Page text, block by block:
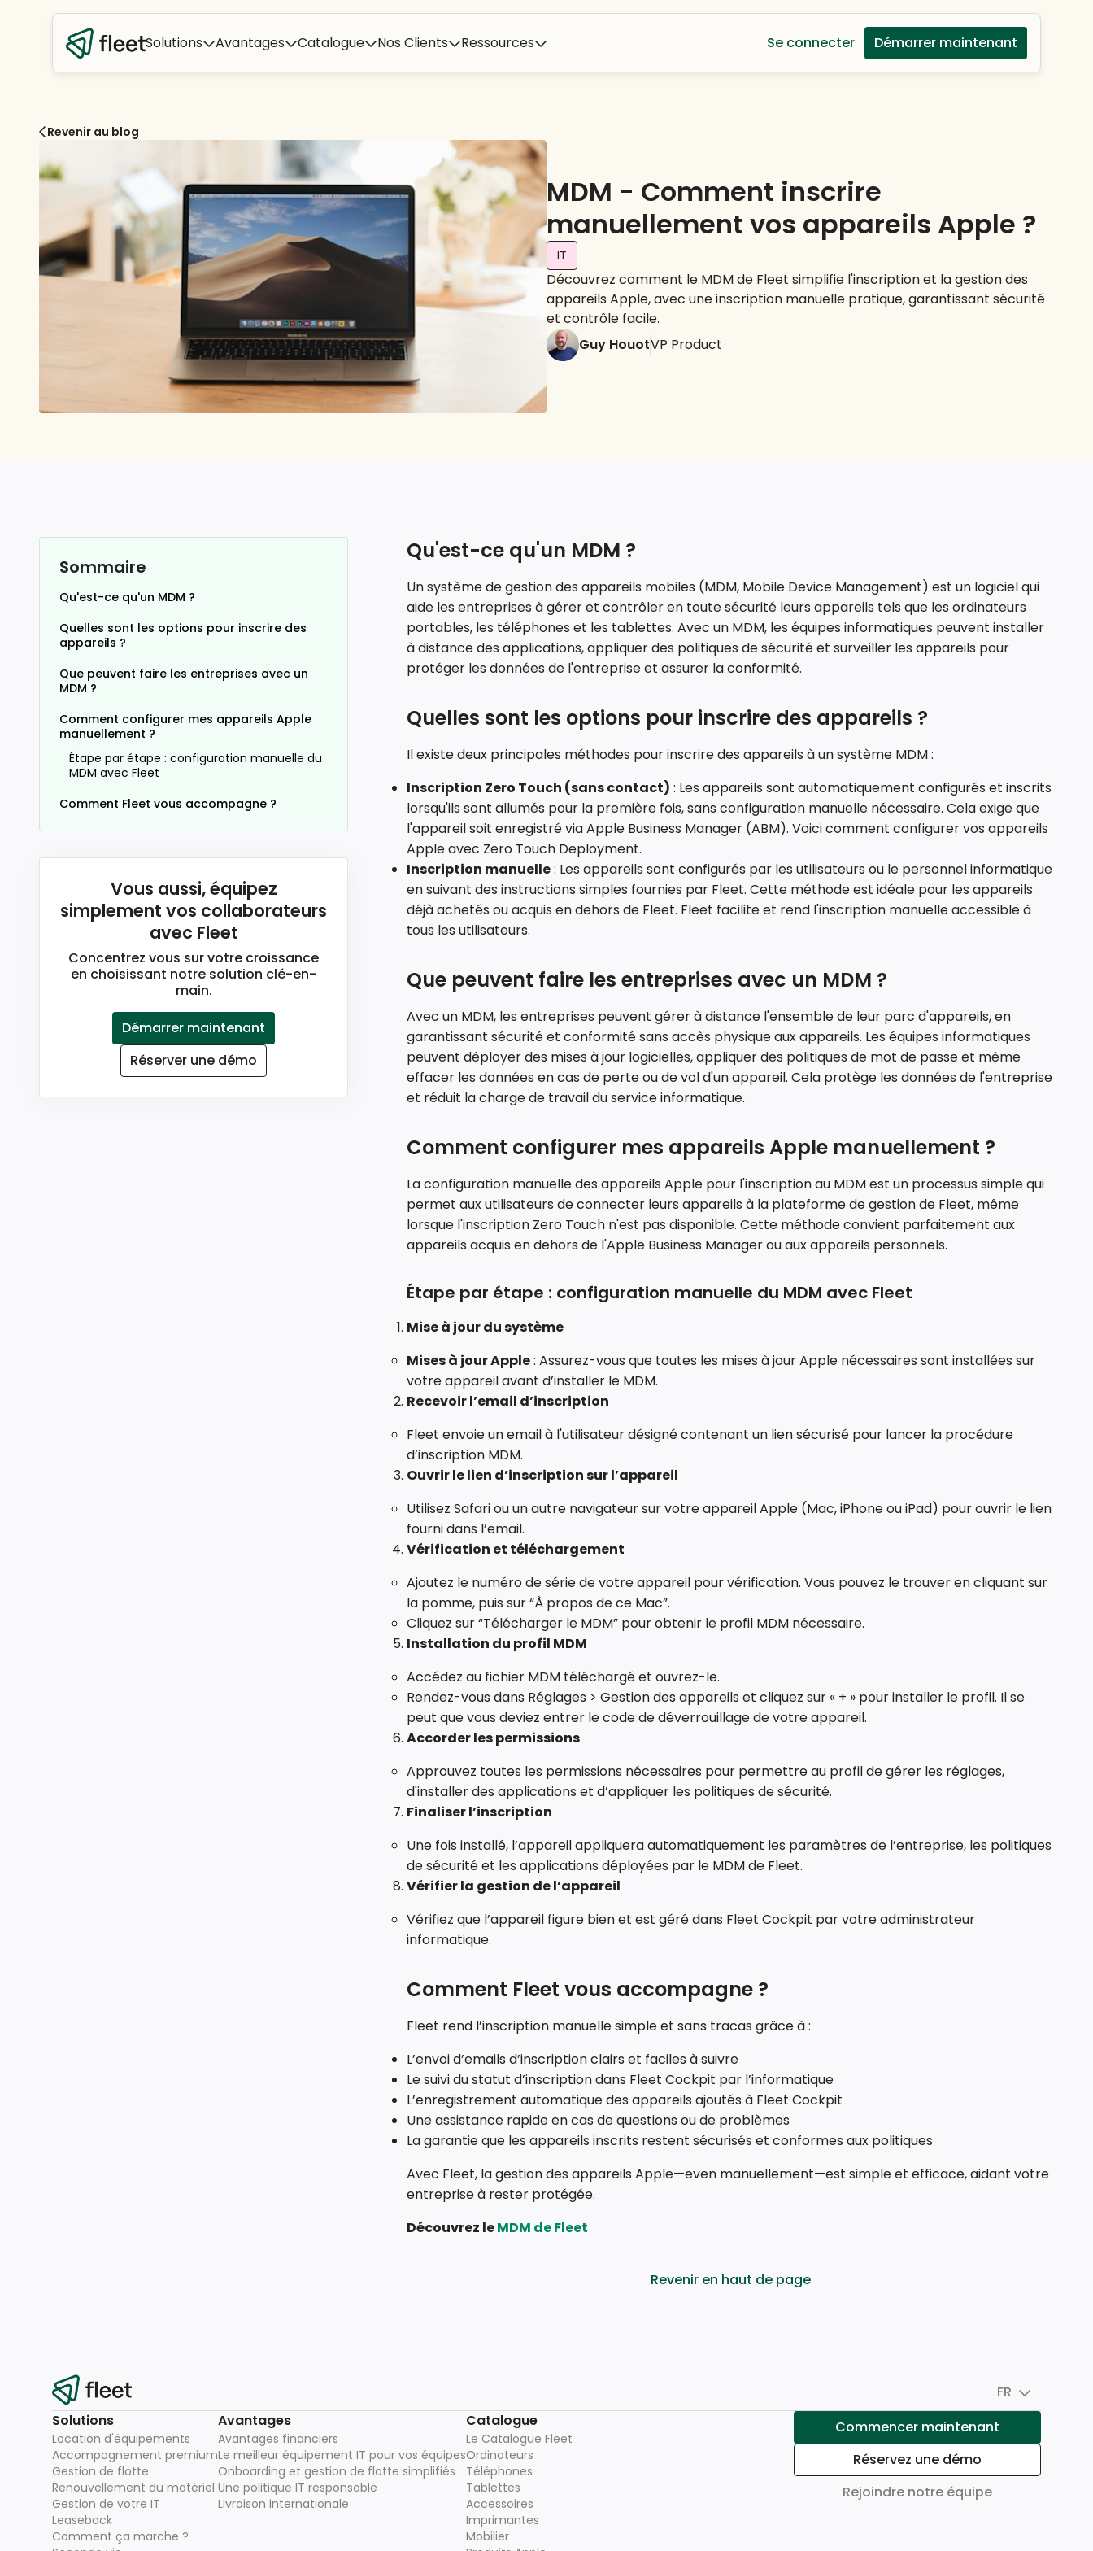
Solutions Avantages Catalogue Nos Clients Ressources Se connecter Démarrer maintenant
Revenir au blog
MDM - Comment inscrire
manuellement vos appareils Apple ?
IT
Découvrez comment le MDM de Fleet simplifie l'inscription et la gestion des
appareils Apple, avec une inscription manuelle pratique, garantissant sécurité
et contrôle facile.
Guy HouotVP Product
Sommaire
Qu'est-ce qu'un MDM ?
Quelles sont les options pour inscrire des
appareils ?
Que peuvent faire les entreprises avec un
MDM ?
Comment configurer mes appareils Apple
manuellement ?
Étape par étape : configuration manuelle du
MDM avec Fleet
Comment Fleet vous accompagne ?
Vous aussi, équipez
simplement vos collaborateurs
avec Fleet
Concentrez vous sur votre croissance
en choisissant notre solution clé-en-
main.
Démarrer maintenant
Réserver une démo
Qu'est-ce qu'un MDM ?
Un système de gestion des appareils mobiles (MDM, Mobile Device Management) est un logiciel qui
aide les entreprises à gérer et contrôler en toute sécurité leurs appareils tels que les ordinateurs
portables, les téléphones et les tablettes. Avec un MDM, les équipes informatiques peuvent installer
à distance des applications, appliquer des politiques de sécurité et surveiller les appareils pour
protéger les données de l'entreprise et assurer la conformité.
Quelles sont les options pour inscrire des appareils ?
Il existe deux principales méthodes pour inscrire des appareils à un système MDM :
Inscription Zero Touch (sans contact) : Les appareils sont automatiquement configurés et inscrits
lorsqu'ils sont allumés pour la première fois, sans configuration manuelle nécessaire. Cela exige que
l'appareil soit enregistré via Apple Business Manager (ABM). Voici comment configurer vos appareils
Apple avec Zero Touch Deployment.
Inscription manuelle: Les appareils sont configurés par les utilisateurs ou le personnel informatique
en suivant des instructions simples fournies par Fleet. Cette méthode est idéale pour les appareils
déjà achetés ou acquis en dehors de Fleet. Fleet facilite et rend l'inscription manuelle accessible à
tous les utilisateurs.
Que peuvent faire les entreprises avec un MDM ?
Avec un MDM, les entreprises peuvent gérer à distance l'ensemble de leur parc d'appareils, en
garantissant sécurité et conformité sans accès physique aux appareils. Les équipes informatiques
peuvent déployer des mises à jour logicielles, appliquer des politiques de mot de passe et même
effacer les données en cas de perte ou de vol d'un appareil. Cela protège les données de l'entreprise
et réduit la charge de travail du service informatique.
Comment configurer mes appareils Apple manuellement ?
La configuration manuelle des appareils Apple pour l'inscription au MDM est un processus simple qui
permet aux utilisateurs de connecter leurs appareils à la plateforme de gestion de Fleet, même
lorsque l'inscription Zero Touch n'est pas disponible. Cette méthode convient parfaitement aux
appareils acquis en dehors de l'Apple Business Manager ou aux appareils personnels.
Étape par étape : configuration manuelle du MDM avec Fleet
Mise à jour du système
Mises à jour Apple: Assurez-vous que toutes les mises à jour Apple nécessaires sont installées sur
votre appareil avant d’installer le MDM.
Recevoir l’email d’inscription
Fleet envoie un email à l'utilisateur désigné contenant un lien sécurisé pour lancer la procédure
d’inscription MDM.
Ouvrir le lien d’inscription sur l’appareil
Utilisez Safari ou un autre navigateur sur votre appareil Apple (Mac, iPhone ou iPad) pour ouvrir le lien
fourni dans l’email.
Vérification et téléchargement
Ajoutez le numéro de série de votre appareil pour vérification. Vous pouvez le trouver en cliquant sur
la pomme, puis sur “À propos de ce Mac”.
Cliquez sur “Télécharger le MDM” pour obtenir le profil MDM nécessaire.
Installation du profil MDM
Accédez au fichier MDM téléchargé et ouvrez-le.
Rendez-vous dans Réglages > Gestion des appareils et cliquez sur « + » pour installer le profil. Il se
peut que vous deviez entrer le code de déverrouillage de votre appareil.
Accorder les permissions
Approuvez toutes les permissions nécessaires pour permettre au profil de gérer les réglages,
d'installer des applications et d’appliquer les politiques de sécurité.
Finaliser l’inscription
Une fois installé, l’appareil appliquera automatiquement les paramètres de l’entreprise, les politiques
de sécurité et les applications déployées par le MDM de Fleet.
Vérifier la gestion de l’appareil
Vérifiez que l’appareil figure bien et est géré dans Fleet Cockpit par votre administrateur
informatique.
Comment Fleet vous accompagne ?
Fleet rend l’inscription manuelle simple et sans tracas grâce à :
L’envoi d’emails d’inscription clairs et faciles à suivre
Le suivi du statut d’inscription dans Fleet Cockpit par l’informatique
L’enregistrement automatique des appareils ajoutés à Fleet Cockpit
Une assistance rapide en cas de questions ou de problèmes
La garantie que les appareils inscrits restent sécurisés et conformes aux politiques
Avec Fleet, la gestion des appareils Apple—even manuellement—est simple et efficace, aidant votre
entreprise à rester protégée.
Découvrez leMDM de Fleet
Revenir en haut de page
FR
Solutions
Location d'équipements
Accompagnement premium
Gestion de flotte
Renouvellement du matériel
Gestion de votre IT
Leaseback
Comment ça marche ?
Avantages
Avantages financiers
Le meilleur équipement IT pour vos équipes
Onboarding et gestion de flotte simplifiés
Une politique IT responsable
Livraison internationale
Catalogue
Le Catalogue Fleet
Ordinateurs
Téléphones
Tablettes
Accessoires
Imprimantes
Mobilier
Commencer maintenant
Réservez une démo
Rejoindre notre équipe